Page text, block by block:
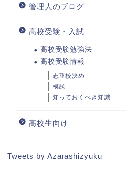
管理人のブログ
高校受験・入試
高校受験勉強法
高校受験情報
志望校決め
模試
知っておくべき知識
高校生向け
Tweets by Azarashizyuku